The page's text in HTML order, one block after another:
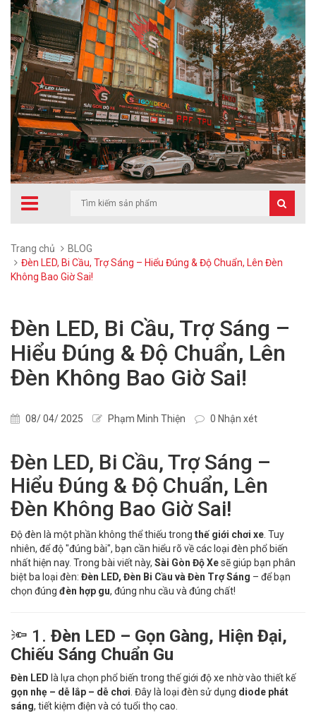
Trang chủ
BLOG
Đèn LED, Bi Cầu, Trợ Sáng – Hiểu Đúng & Độ Chuẩn, Lên Đèn
Không Bao Giờ Sai!
Đèn LED, Bi Cầu, Trợ Sáng –
Hiểu Đúng & Độ Chuẩn, Lên
Đèn Không Bao Giờ Sai!
08/ 04/ 2025 Phạm Minh Thiện 0 Nhận xét
Đèn LED, Bi Cầu, Trợ Sáng –
Hiểu Đúng & Độ Chuẩn, Lên
Đèn Không Bao Giờ Sai!
Độ đèn là một phần không thể thiếu trong thế giới chơi xe . Tuy
nhiên, để độ "đúng bài", bạn cần hiểu rõ về các loại đèn phổ biến
nhất hiện nay. Trong bài viết này, Sài Gòn Độ Xesẽ giúp bạn phân
biệt ba loại đèn: Đèn LED, Đèn Bi Cầu và Đèn Trợ Sáng – để bạn
chọn đúng đèn hợp gu, đúng nhu cầu và đúng chất!
🔦 1. Đèn LED – Gọn Gàng, Hiện Đại,
Chiếu Sáng Chuẩn Gu
Đèn LED là lựa chọn phổ biến trong thế giới độ xe nhờ vào thiết kế
gọn nhẹ – dễ lắp – dễ chơi . Đây là loại đèn sử dụng diode phát
sáng, tiết kiệm điện và có tuổi thọ cao.